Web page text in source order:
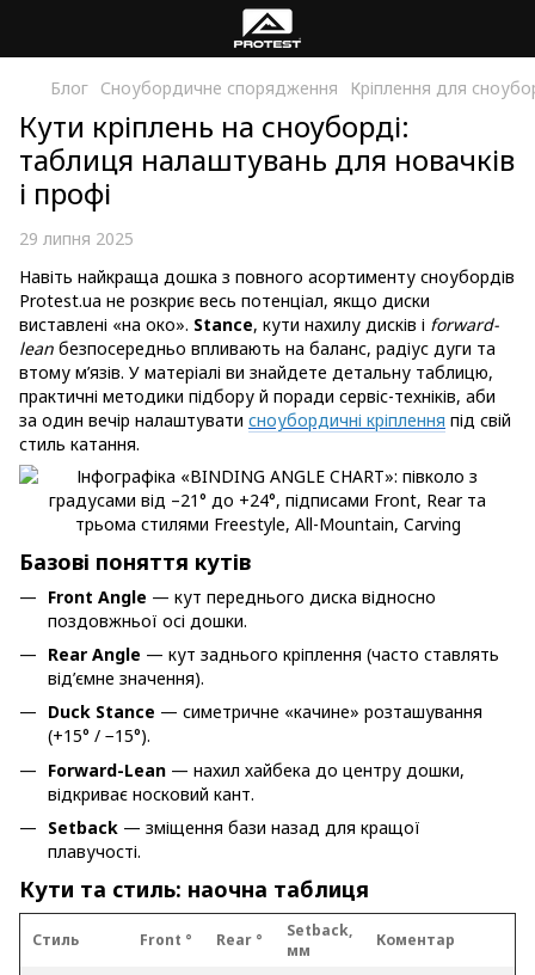
Блог Сноубордичне спорядження Кріплення для
Кути кріплень на сноуборді:
таблиця налаштувань для новачків
і профі
29 липня 2025
Навіть найкраща дошка з повного асортименту сноубордів
Protest.ua не розкриє весь потенціал, якщо диски
виставлені «на око». Stance, кути нахилу дисків і forward-
lean безпосередньо впливають на баланс, радіус дуги та
втому м’язів. У матеріалі ви знайдете детальну таблицю,
практичні методики підбору й поради сервіс-техніків, аби
за один вечір налаштувати сноубордичні кріплення під свій
стиль катання.
Базові поняття кутів
Front Angle — кут переднього диска відносно
поздовжньої осі дошки.
Rear Angle — кут заднього кріплення (часто ставлять
від’ємне значення).
Duck Stance — симетричне «качине» розташування
(+15° / −15°).
Forward-Lean — нахил хайбека до центру дошки,
відкриває носковий кант.
Setback — зміщення бази назад для кращої
плавучості.
Кути та стиль: наочна таблиця
Стиль Front ° Rear °
Setback,
мм
Коментар